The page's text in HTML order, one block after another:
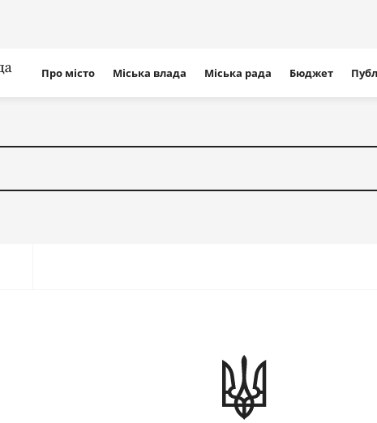
сайту
Про місто Міська влада Міська рада Бюджет